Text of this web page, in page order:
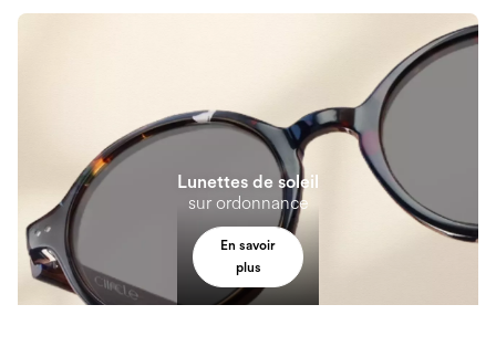
Lunettes de soleil
sur ordonnance
En savoir
plus